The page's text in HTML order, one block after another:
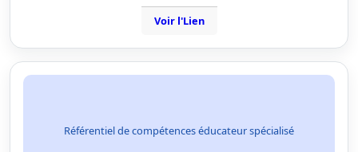
Voir l'Lien
Référentiel de compétences éducateur spécialisé